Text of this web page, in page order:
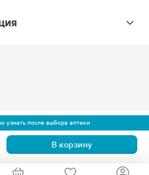
узнать после выбора аптеки
В корзину
бесплатный